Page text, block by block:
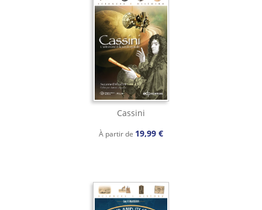
Cassini
À partir de 19,99 €